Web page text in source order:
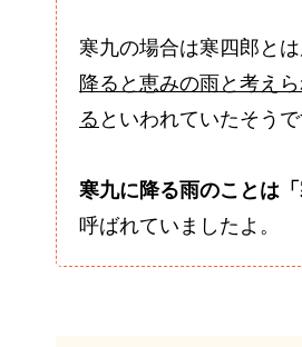
寒九の場合は寒四郎とは
降ると恵みの雨と考え
る といわれていたそうで
寒九に降る雨のことは「
呼ばれていましたよ。